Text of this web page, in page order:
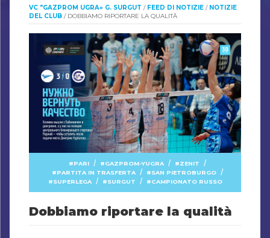
VC "GAZPROM UGRA» G. SURGUT / FEED DI NOTIZIE / NOTIZIE
DEL CLUB / DOBBIAMO RIPORTARE LA QUALITÀ
PARI / GAZPROM-YUGRA / ZENIT /
PARTITA IN TRASFERTA / SAN PIETROBURGO /
SUPERLEGA / SURGUT / CAMPIONATO RUSSO
Dobbiamo riportare la qualità